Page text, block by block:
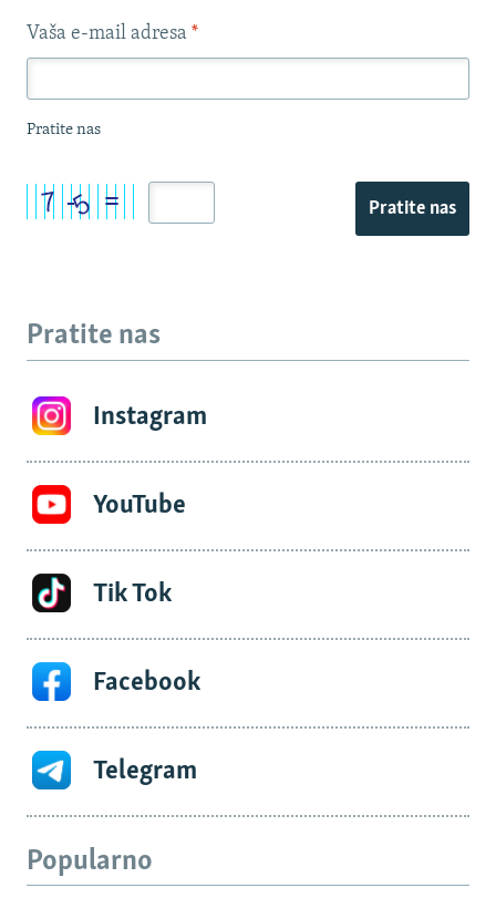
Vaša e-mail adresa *
Pratite nas
Pratite nas
Pratite nas
Instagram
YouTube
Tik Tok
Facebook
Telegram
Popularno